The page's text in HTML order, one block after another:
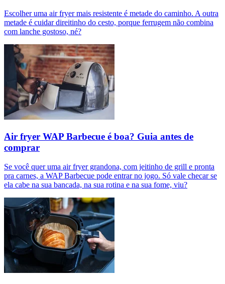
Escolher uma air fryer mais resistente é metade do caminho. A outra
metade é cuidar direitinho do cesto, porque ferrugem não combina
com lanche gostoso, né?
Air fryer WAP Barbecue é boa? Guia antes de
comprar
Se você quer uma air fryer grandona, com jeitinho de grill e pronta
pra carnes, a WAP Barbecue pode entrar no jogo. Só vale checar se
ela cabe na sua bancada, na sua rotina e na sua fome, viu?